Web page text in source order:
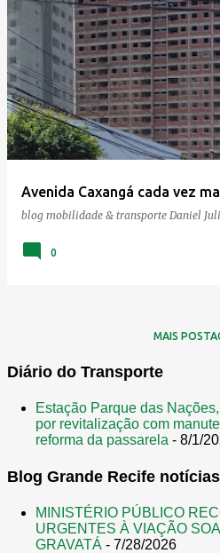
P
o
s
a
g
Avenida Caxangá cada vez
blog mobilidade & transporte Daniel
0
MAIS
Diário do Transporte
Estação Parque das
por revitalização com
reforma da passarela - 8/1/
Blog Grande Recife
MINISTÉRIO PÚBLICO
URGENTES À VIAÇÃO
GRAVATÁ - 7/28/2026